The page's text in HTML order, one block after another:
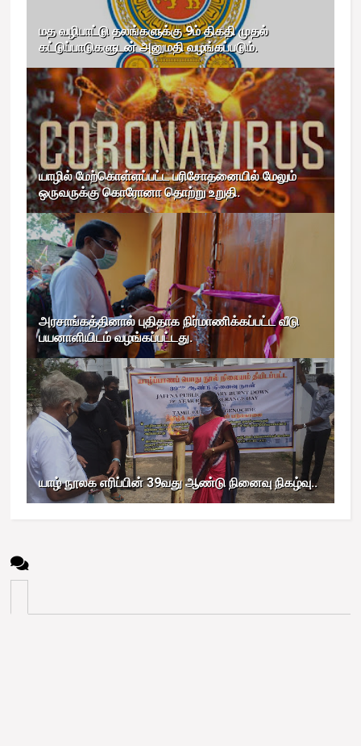
மத வழிபாட்டு தலங்களுக்கு 9ம் திகதி முதல்
கட்டுப்பாடுகளுடன் அனுமதி வழங்கப்படும்.
யாழில் மேற்கொள்ளப்பட்ட பரிசோதனையில் மேலும்
ஒருவருக்கு கொரோனா தொற்று உறுதி.
அரசாங்கத்தினால் புதிதாக நிர்மாணிக்கப்பட்ட வீடு
பயனாளியிடம் வழங்கப்பட்டது.
யாழ் நூலக எரிப்பின் 39வது ஆண்டு நினைவு நிகழ்வு..